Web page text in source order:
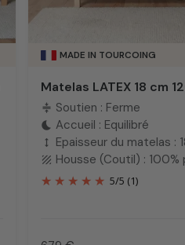
MADE IN TOURCOING
Matelas LATEX 18 cm
compress Soutien : Ferme
bedtime Accueil : Equilibré
height Epaisseur du matelas :
texture Housse (Coutil) :
5/5 (1)